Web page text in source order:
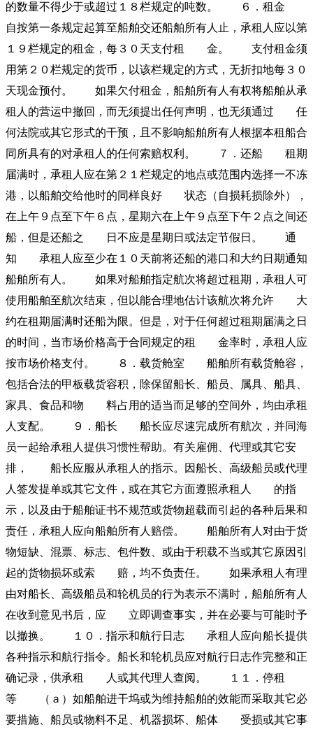
的数量不得少于或超过１８栏规定的吨数。 ６．租金
自按第一条规定起算至船舶交还船舶所有人止，承租人应以第
１９栏规定的租金，每３０天支付租 金。 支付租金须
用第２０栏规定的货币，以该栏规定的方式，无折扣地每３０
天现金预付。 如果欠付租金，船舶所有人有权将船舶从承
租人的营运中撤回，而无须提出任何声明，也无须通过 任
何法院或其它形式的干预，且不影响船舶所有人根据本租船合
同所具有的对承租人的任何索赔权利。 ７．还船 租期
届满时，承租人应在第２１栏规定的地点或范围内选择一不冻
港，以船舶交给他时的同样良好 状态（自损耗损除外），
在上午９点至下午６点，星期六在上午９点至下午２点之间还
船，但是还船之 日不应是星期日或法定节假日。 通
知 承租人应至少在１０天前将还船的港口和大约日期通知
船舶所有人。 如果对船舶指定航次将超过租期，承租人可
使用船舶至航次结束，但以能合理地估计该航次将允许 大
约在租期届满时还船为限。但是，对于任何超过租期届满之日
的时间，当市场价格高于合同规定的租 金率时，承租人应
按市场价格支付。 ８．载货舱室 船舶所有载货舱容，
包括合法的甲板载货容积，除保留船长、船员、属具、船具、
家具、食品和物 料占用的适当而足够的空间外，均由承租
人支配。 ９．船长 船长应尽速完成所有航次，并同海
员一起给承租人提供习惯性帮助。有关雇佣、代理或其它安
排， 船长应服从承租人的指示。因船长、高级船员或代理
人签发提单或其它文件，或在其它方面遵照承租人 的指
示，以及由于船舶证书不规范或货物超载而引起的各种后果和
责任，承租人应向船舶所有人赔偿。 船舶所有人对由于货
物短缺、混票、标志、包件数、或由于积载不当或其它原因引
起的货物损坏或索 赔，均不负责任。 如果承租人有理
由对船长、高级船员和轮机员的行为表示不满时，船舶所有人
在收到意见书后，应 立即调查事实，并在必要与可能时予
以撤换。 １０．指示和航行日志 承租人应向船长提供
各种指示和航行指令。船长和轮机员应对航行日志作完整和正
确记录，供承租 人或其代理人查阅。 １１．停租
等 （ａ）如船舶进干坞或为维持船舶的效能而采取其它必
要措施、船员或物料不足、机器损坏、船体 受损或其它事